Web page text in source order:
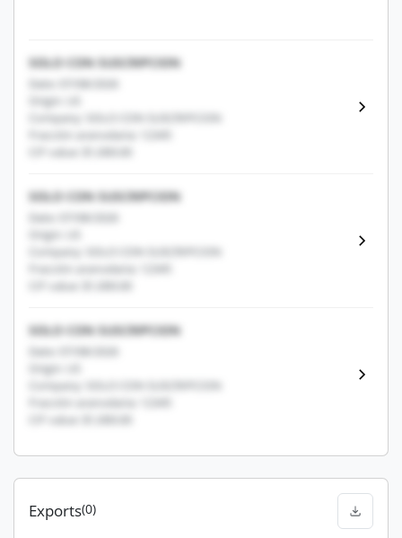
SOLO CON SUSCRIPCION
Date: 07/08/2026
Origin: US
Company: SOLO CON SUSCRIPCION
Fracción arancelaria: 12345
CIF value: $1,000.00
SOLO CON SUSCRIPCION
Date: 07/08/2026
Origin: US
Company: SOLO CON SUSCRIPCION
Fracción arancelaria: 12345
CIF value: $1,000.00
SOLO CON SUSCRIPCION
Date: 07/08/2026
Origin: US
Company: SOLO CON SUSCRIPCION
Fracción arancelaria: 12345
CIF value: $1,000.00
Exports(0)